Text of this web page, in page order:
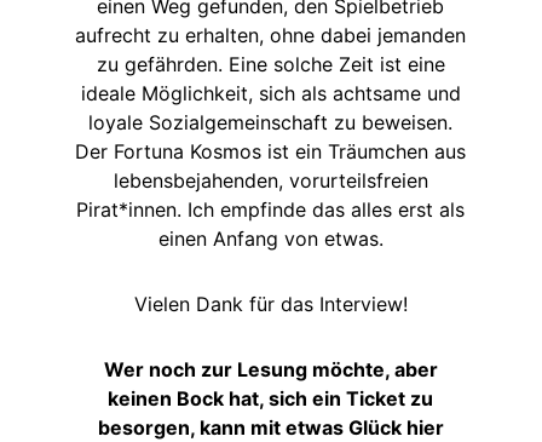
einen Weg gefunden, den Spielbetrieb
aufrecht zu erhalten, ohne dabei jemanden
zu gefährden. Eine solche Zeit ist eine
ideale Möglichkeit, sich als achtsame und
loyale Sozialgemeinschaft zu beweisen.
Der Fortuna Kosmos ist ein Träumchen aus
lebensbejahenden, vorurteilsfreien
Pirat*innen. Ich empfinde das alles erst als
einen Anfang von etwas.
Vielen Dank für das Interview!
Wer noch zur Lesung möchte, aber
keinen Bock hat, sich ein Ticket zu
besorgen, kann mit etwas Glück hier